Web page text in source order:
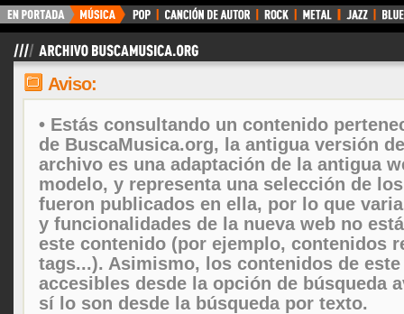
Aviso:
• Estás consultando un contenido
de BuscaMusica.org, la antigua versión
archivo es una adaptación de la antigua
modelo, y representa una selección de
fueron publicados en ella, por lo que
y funcionalidades de la nueva web no
este contenido (por ejemplo, contenidos
tags...). Asimismo, los contenidos de
accesibles desde la opción de búsqueda
sí lo son desde la búsqueda por texto.